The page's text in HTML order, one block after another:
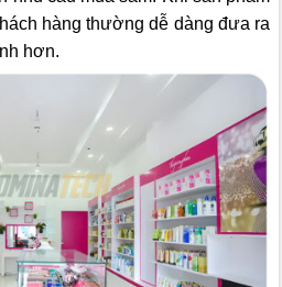
hàng thường dễ dàng đưa ra
hơn.